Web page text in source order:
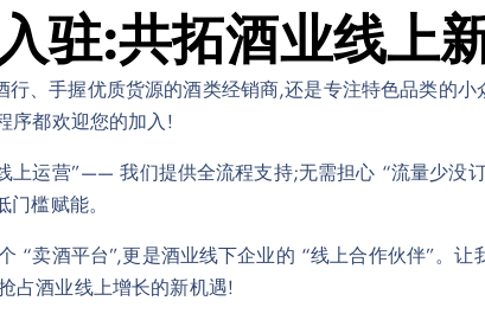
驻:共拓酒业线上
行、手握优质货源的酒类经销商,还是专注特色品类的
序都欢迎您的加入!
上运营”—— 我们提供全流程支持;无需担心 “流量少没
槛赋能。
“卖酒平台”,更是酒业线下企业的 “线上合作伙伴”。
占酒业线上增长的新机遇!